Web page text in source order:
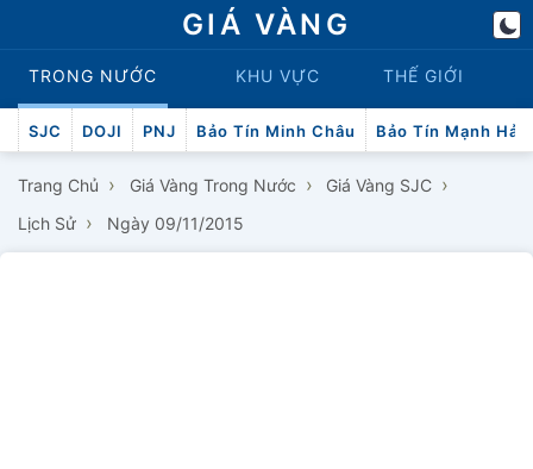
GIÁ VÀNG
TRONG NƯỚC KHU VỰC THẾ GIỚI
SJC DOJI PNJ Bảo Tín Minh Châu Bảo Tín Mạnh Hải
Trang Chủ › Giá Vàng Trong Nước › Giá Vàng SJC ›
Lịch Sử › Ngày 09/11/2015